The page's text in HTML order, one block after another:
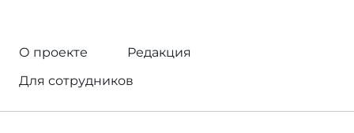
О проекте
Редакция
Для сотрудников